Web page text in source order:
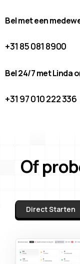
Bel met een
+31 85 081 8900
Bel 24/7 met Linda
+31 97 010 222 336
Of
Direct Starten